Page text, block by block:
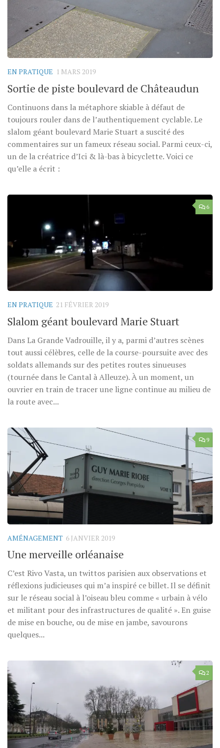
EN PRATIQUE 1 MARS 2019
Sortie de piste boulevard de Châteaudun
Continuons dans la métaphore skiable à défaut de
toujours rouler dans de l’authentiquement cyclable. Le
slalom géant boulevard Marie Stuart a suscité des
commentaires sur un fameux réseau social. Parmi ceux-ci,
un de la créatrice d’Ici & là-bas à bicyclette. Voici ce
qu’elle a écrit :
6
EN PRATIQUE 21 FÉVRIER 2019
Slalom géant boulevard Marie Stuart
Dans La Grande Vadrouille, il y a, parmi d’autres scènes
tout aussi célèbres, celle de la course-poursuite avec des
soldats allemands sur des petites routes sinueuses
(tournée dans le Cantal à Alleuze). À un moment, un
ouvrier en train de tracer une ligne continue au milieu de
la route avec...
9
AMÉNAGEMENT 6 JANVIER 2019
Une merveille orléanaise
C’est Rivo Vasta, un twittos parisien aux observations et
réflexions judicieuses qui m’a inspiré ce billet. Il se définit
sur le réseau social à l’oiseau bleu comme « urbain à vélo
et militant pour des infrastructures de qualité ». En guise
de mise en bouche, ou de mise en jambe, savourons
quelques...
2